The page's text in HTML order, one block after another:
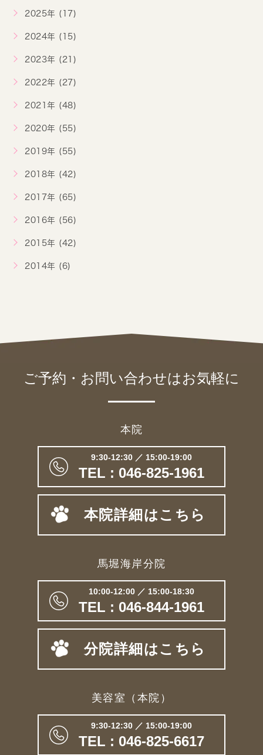
2025年 (17)
2024年 (15)
2023年 (21)
2022年 (27)
2021年 (48)
2020年 (55)
2019年 (55)
2018年 (42)
2017年 (65)
2016年 (56)
2015年 (42)
2014年 (6)
ご予約・お問い合わせはお気軽に
本院
9:30-12:30 ／ 15:00-19:00
TEL : 046-825-1961
本院詳細はこちら
馬堀海岸分院
10:00-12:00 ／ 15:00-18:30
TEL : 046-844-1961
分院詳細はこちら
美容室（本院）
9:30-12:30 ／ 15:00-19:00
TEL : 046-825-6617